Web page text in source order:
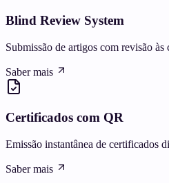
Blind Review System
Submissão de artigos com revisão
Saber mais
Certificados com QR
Emissão instantânea de certificados
Saber mais